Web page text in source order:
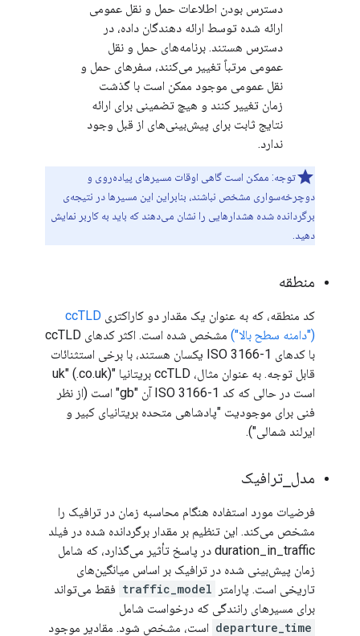
دسترس بودن اطلاعات حمل و نقل عمومی
ارائه شده توسط ارائه دهندگان داده، در
دسترس هستند. برنامه‌های حمل و نقل
عمومی مرتباً تغییر می‌کنند، سفرهای حمل و
نقل عمومی موجود ممکن است با گذشت
زمان تغییر کنند و هیچ تضمینی برای ارائه
نتایج ثابت برای پیش‌بینی‌های از قبل وجود
ندارد.
توجه: ممکن است گاهی اوقات مسیرهای پیاده‌روی و
دوچرخه‌سواری مشخص نباشند، بنابراین این مسیرها در نتیجه‌ی
برگردانده شده هشدارهایی را نشان می‌دهند که باید به کاربر نمایش
دهید.
منطقه
کد منطقه، که به عنوان یک مقدار دو کاراکتری ccTLD
("دامنه سطح بالا")
مشخص شده است. اکثر کدهای ccTLD
با کدهای ISO 3166-1 یکسان هستند، با برخی استثنائات
قابل توجه. به عنوان مثال، ccTLD بریتانیا "uk" (.co.uk)
است در حالی که کد ISO 3166-1 آن "gb" است (از نظر
فنی برای موجودیت "پادشاهی متحده بریتانیای کبیر و
ایرلند شمالی").
مدل ترافیک
فرضیات مورد استفاده هنگام محاسبه زمان در ترافیک را
مشخص می‌کند. این تنظیم بر مقدار برگردانده شده در فیلد
duration_in_traffic در پاسخ تأثیر می‌گذارد، که شامل
زمان پیش‌بینی شده در ترافیک بر اساس میانگین‌های
تاریخی است. پارامتر
traffic_model فقط می‌تواند
برای مسیرهای رانندگی که درخواست شامل
departure_time است، مشخص شود. مقادیر موجود